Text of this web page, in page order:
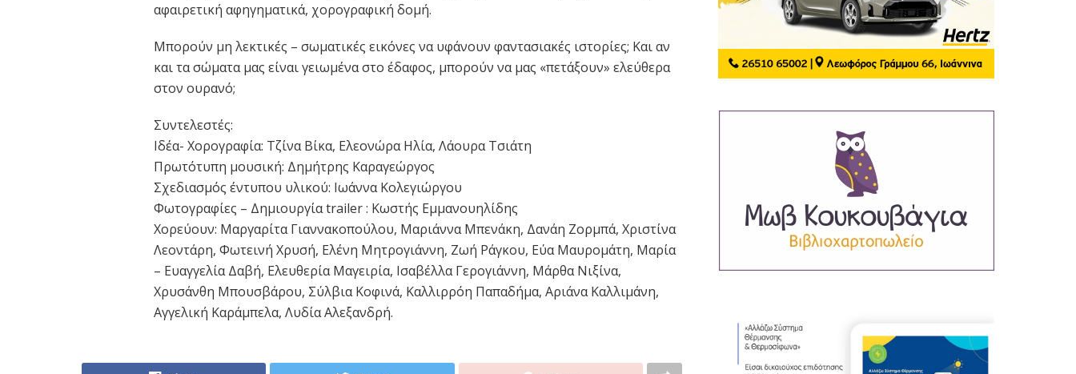
αφαιρετική αφηγηματικά, χορογραφική δομή.
Μπορούν μη λεκτικές – σωματικές εικόνες να υφάνουν φαντασιακές ιστορίες; Και αν
και τα σώματα μας είναι γειωμένα στο έδαφος, μπορούν να μας «πετάξουν» ελεύθερα
στον ουρανό;
Συντελεστές:
Ιδέα- Χορογραφία: Τζίνα Βίκα, Ελεονώρα Ηλία, Λάουρα Τσιάτη
Πρωτότυπη μουσική: Δημήτρης Καραγεώργος
Σχεδιασμός έντυπου υλικού: Ιωάννα Κολεγιώργου
Φωτογραφίες – Δημιουργία trailer : Κωστής Εμμανουηλίδης
Χορεύουν: Μαργαρίτα Γιαννακοπούλου, Μαριάννα Μπενάκη, Δανάη Ζορμπά, Χριστίνα
Λεοντάρη, Φωτεινή Χρυσή, Ελένη Μητρογιάννη, Ζωή Ράγκου, Εύα Μαυρομάτη, Μαρία
– Ευαγγελία Δαβή, Ελευθερία Μαγειρία, Ισαβέλλα Γερογιάννη, Μάρθα Νιξίνα,
Χρυσάνθη Μπουσβάρου, Σύλβια Κοφινά, Καλλιρρόη Παπαδήμα, Αριάνα Καλλιμάνη,
Αγγελική Καράμπελα, Λυδία Αλεξανδρή.